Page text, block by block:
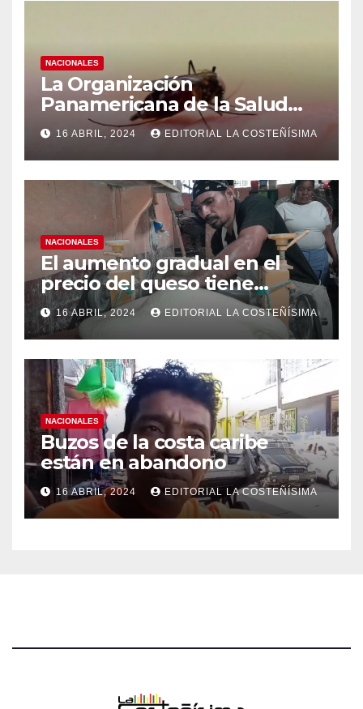
NACIONALES
La Organización
Panamericana de la Salud
(OPS), recomienda reforzar
medidas ante el aumento de
casos de dengue
16 ABRIL, 2024 EDITORIAL LA COSTEÑÍSIMA
NACIONALES
El aumento gradual en el
precio del queso tiene
efectos a las Panaderias
16 ABRIL, 2024 EDITORIAL LA COSTEÑÍSIMA
NACIONALES
Buzos de la costa caribe
están en abandono
16 ABRIL, 2024 EDITORIAL LA COSTEÑÍSIMA